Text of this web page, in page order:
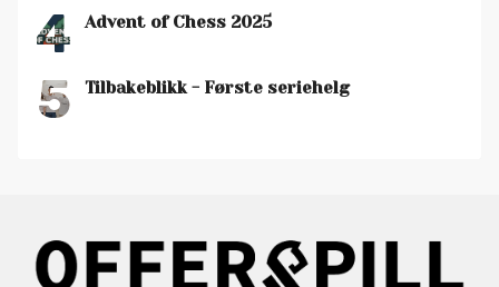
4 Advent of Chess 2025
5 Tilbakeblikk - Første seriehelg